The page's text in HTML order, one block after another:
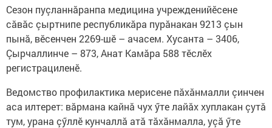
Сезон пуçланнăранпа медицина учрежденийĕсене
сăвăс çыртнипе республикăра пурăнакан 9213 çын
пынă, вӗсенчен 2269-шӗ – ачасем. Хусанта – 3406,
Çырчаллинче – 873, Анат Камăра 588 тӗслӗх
регистрациленӗ.
Ведомство профилактика мерисене пăхăнмалли çинчен
аса илтерет: вăрмана кайнă чух ӳте лайăх хуплакан çутă
тум, урана çӳллӗ кунчаллă атă тăхăнмалла, уçă ӳте